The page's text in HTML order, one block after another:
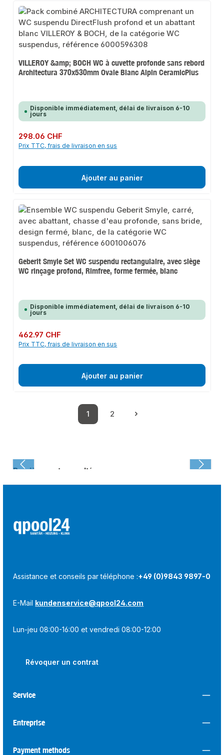
VILLEROY &amp; BOCH WC à cuvette profonde sans rebord
Architectura 370x530mm Ovale Blanc Alpin CeramicPlus
Disponible immédiatement, délai de livraison 6-10
jours
Prix régulier :
298.06 CHF
Prix TTC, frais de livraison en sus
Ajouter au panier
Geberit Smyle Set WC suspendu rectangulaire, avec siège
WC rinçage profond, Rimfree, forme fermée, blanc
Disponible immédiatement, délai de livraison 6-10
jours
Prix régulier :
462.97 CHF
Prix TTC, frais de livraison en sus
Ajouter au panier
Page
1
Page
2
Dernièrement consulté :
Assistance et conseils par téléphone :+49 (0)9843 9897-0
E-Mail kundenservice@qpool24.com
Lun-jeu 08:00-16:00 et vendredi 08:00-12:00
Révoquer un contrat
Service
Entreprise
Payment methods